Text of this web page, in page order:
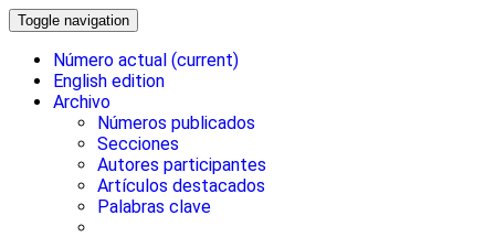
Toggle navigation
Número actual (current)
English edition
Archivo
Números publicados
Secciones
Autores participantes
Artículos destacados
Palabras clave